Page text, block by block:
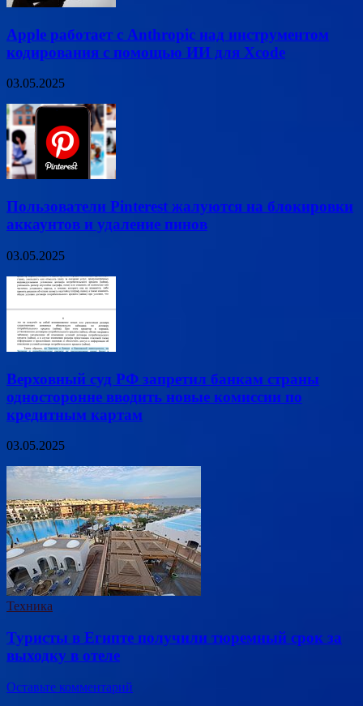
Apple работает с Anthropic над инструментом
кодирования с помощью ИИ для Xcode
03.05.2025
Пользователи Pinterest жалуются на блокировки
аккаунтов и удаление пинов
03.05.2025
Верховный суд РФ запретил банкам страны
односторонне вводить новые комиссии по
кредитным картам
03.05.2025
Техника
Туристы в Египте получили тюремный срок за
выходку в отеле
Оставьте комментарий